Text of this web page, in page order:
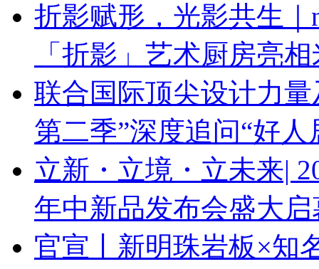
折影赋形，光影共生
「折影」艺术厨房亮
联合国际顶尖设计力
第二季”深度追问“好人
立新・立境・立未来|
年中新品发布会盛大启
官宣丨新明珠岩板×知